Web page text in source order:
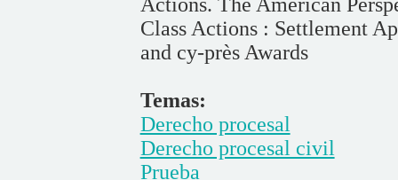
Actions. The American
Class Actions : Settlement
and cy-près Awards
Temas:
Derecho procesal
Derecho procesal civil
Prueba